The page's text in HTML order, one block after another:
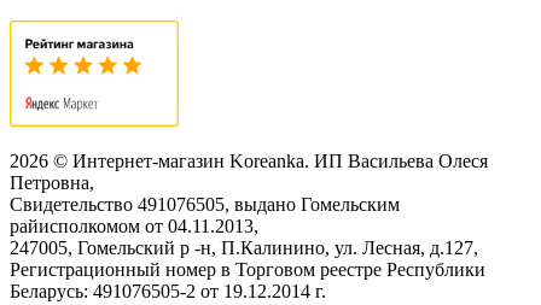
2026 © Интернет-магазин Koreanka. ИП Васильева Олеся
Петровна,
Свидетельство ‎491076505, выдано Гомельским
райисполкомом от 04.11.2013,
247005, Гомельский р -н, П.Калинино, ул. Лесная, д.127,
Регистрационный номер в Торговом реестре Республики
Беларусь: ‎491076505-2 от 19.12.2014 г.